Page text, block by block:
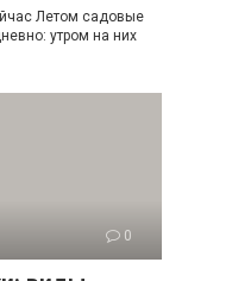
Летом садовые
утром на них
0